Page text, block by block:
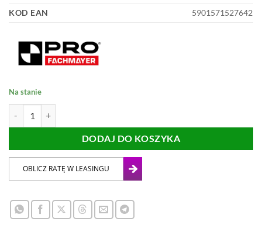
KOD EAN
5901571527642
Na stanie
DODAJ DO KOSZYKA